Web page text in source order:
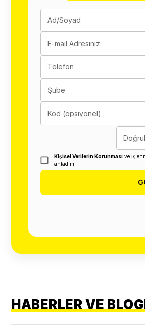
Ad/Soyad
E-mail Adresiniz
Telefon
Şube
Kod (opsiyonel)
Kişisel Verilerin Korunması ve
anladım.
HABERLER VE